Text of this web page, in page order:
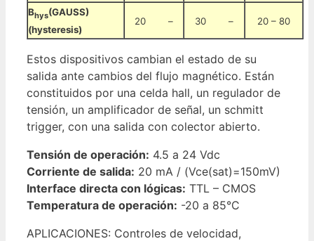
Bhys(GAUSS)
(hysteresis)
20 – 30 – 20 – 80
Estos dispositivos cambian el estado de su
salida ante cambios del flujo magnético. Están
constituidos por una celda hall, un regulador de
tensión, un amplificador de señal, un schmitt
trigger, con una salida con colector abierto.
Tensión de operación: 4.5 a 24 Vdc
Corriente de salida: 20 mA / (Vce(sat)=150mV)
Interface directa con lógicas: TTL – CMOS
Temperatura de operación: -20 a 85°C
APLICACIONES: Controles de velocidad,